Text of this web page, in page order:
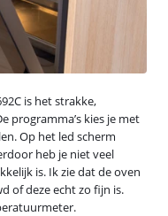
is het strakke,
programma’s kies je met
Op het led scherm
heb je niet veel
is. Ik zie dat de oven
of deze echt zo fijn is.